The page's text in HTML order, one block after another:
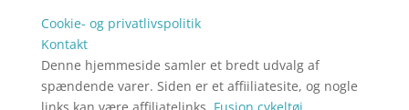
Cookie- og privatlivspolitik
Kontakt
Denne hjemmeside samler et bredt udvalg af
spændende varer. Siden er et affiiliatesite, og nogle
links kan være affiliatelinks. Fusion cykeltøj